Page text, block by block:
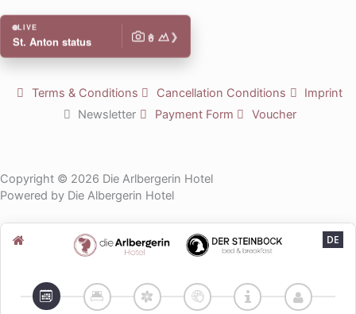
n
k
t
u
b
e
LIVE
St. Anton status ❯
Terms & Conditions Cancellation Conditions
Imprint
Newsletter
Payment Form Voucher
Copyright © 2026 Die Arlbergerin Hotel
Powered by Die Albergerin Hotel